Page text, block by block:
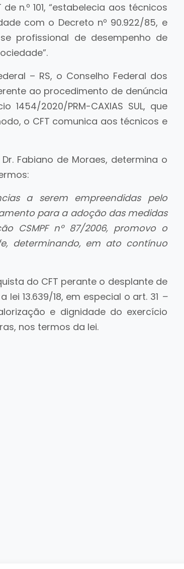
n.º 101, “estabelecia aos técnicos
com o Decreto nº 90.922/85, e
profissional de desempenho de
– RS, o Conselho Federal dos
ao procedimento de denúncia
2020/PRM-CAXIAS SUL, que
o CFT comunica aos técnicos e
Fabiano de Moraes, determina o
a serem empreendidas pelo
para a adoção das medidas
CSMPF nº 87/2006, promovo o
determinando, em ato contínuo
do CFT perante o desplante de
13.639/18, em especial o art. 31 –
e dignidade do exercício
nos termos da lei.